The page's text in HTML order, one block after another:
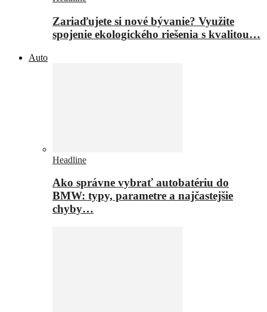
Zariaďujete si nové bývanie? Využite
spojenie ekologického riešenia s kvalitou…
Auto
Headline
Ako správne vybrať autobatériu do
BMW: typy, parametre a najčastejšie
chyby…